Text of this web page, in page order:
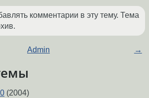
комментарии в эту тему. Тема
Admin →
(2004)